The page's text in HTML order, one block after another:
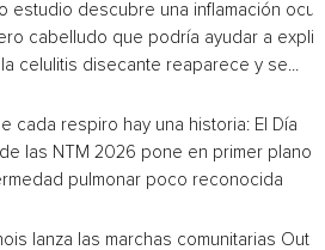
estudio descubre una inflamación
cabelludo que podría ayudar a
celulitis disecante reaparece y se...
cada respiro hay una historia: El Día
las NTM 2026 pone en primer plano
pulmonar poco reconocida
lanza las marchas comunitarias Out